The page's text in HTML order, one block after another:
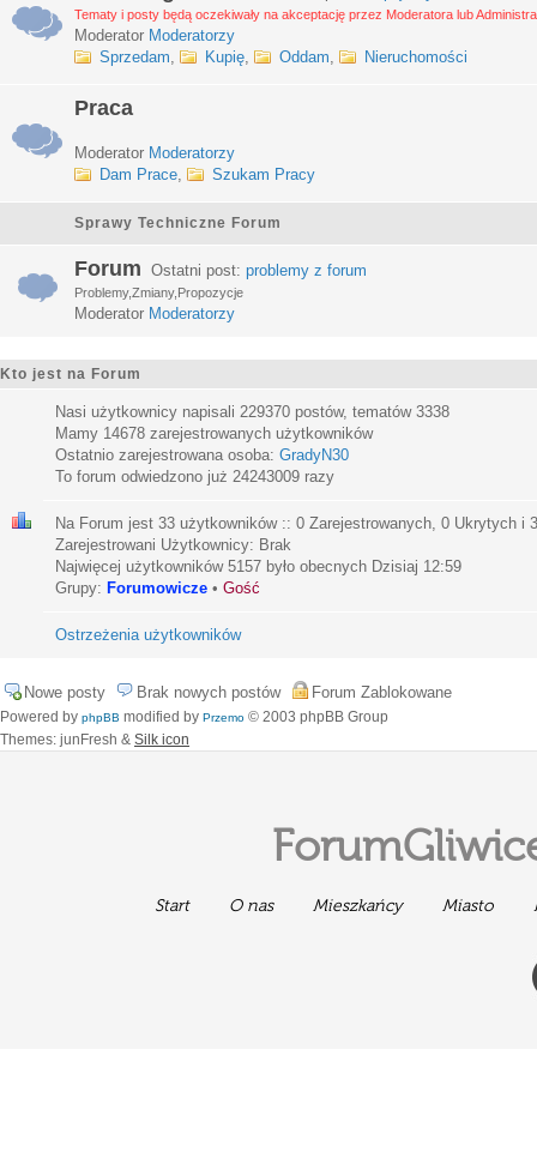
Tematy i posty będą oczekiwały na akceptację przez Moderatora lub
Moderator Moderatorzy
Sprzedam, Kupię, Oddam, Nieruchomości
Praca
Moderator Moderatorzy
Dam Prace, Szukam Pracy
Sprawy Techniczne Forum
Forum Ostatni post: problemy z forum
Problemy,Zmiany,Propozycje
Moderator Moderatorzy
Kto jest na Forum
Nasi użytkownicy napisali 229370 postów, tematów 3338
Mamy 14678 zarejestrowanych użytkowników
Ostatnio zarejestrowana osoba: GradyN30
To forum odwiedzono już 24243009 razy
Na Forum jest 33 użytkowników :: 0 Zarejestrowanych, 0 Ukrytych i
Zarejestrowani Użytkownicy: Brak
Najwięcej użytkowników 5157 było obecnych Dzisiaj 12:59
Grupy: Forumowicze • Gość
Ostrzeżenia użytkowników
Nowe posty Brak nowych postów Forum Zablokowane
Powered by phpBB modified by Przemo © 2003 phpBB Group
Themes: junFresh & Silk icon
Start O nas Mieszkańcy Miasto